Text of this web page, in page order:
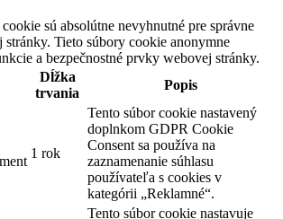
sú absolútne nevyhnutné pre správne
Tieto súbory cookie anonymne
a bezpečnostné prvky webovej stránky.
Dĺžka
trvania
Popis
1 rok
Tento súbor cookie nastavený
doplnkom GDPR Cookie
Consent sa používa na
zaznamenanie súhlasu
používateľa s cookies v
kategórii „Reklamné“.
Tento súbor cookie nastavuje